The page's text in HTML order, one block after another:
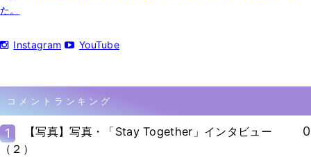
た。
Instagram YouTube
コメントランキング
1
【写真】写真・「Stay Together」インタビュー
（２）
0